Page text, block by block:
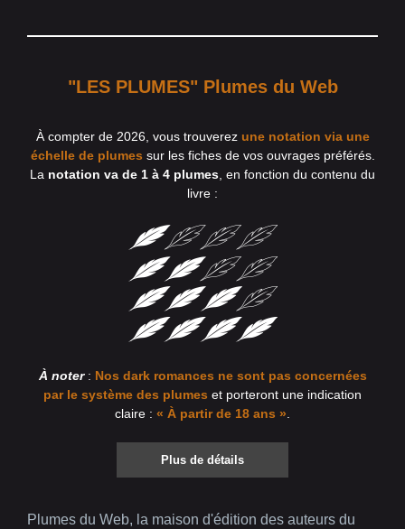
"LES PLUMES" Plumes du Web
À compter de 2026, vous trouverez une notation via une
échelle de plumes sur les fiches de vos ouvrages préférés.
La notation va de 1 à 4 plumes , en fonction du contenu du
livre :
À noter: Nos dark romances ne sont pas concernées
par le système des plumes et porteront une indication
claire : « À partir de 18 ans ».
Plus de détails
Plumes du Web, la maison d'édition des auteurs du